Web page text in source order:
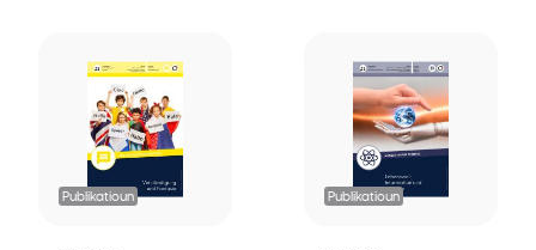
Publikatioun Publikatioun